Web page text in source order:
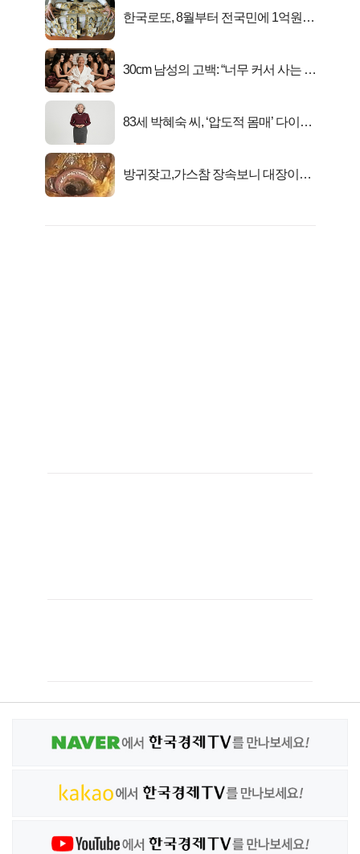
한국로또, 8월부터 전국민에 1억원씩
30cm 남성의 고백: “너무 커서 사는 게
83세 박혜숙 씨, ‘압도적 몸매’ 다이어
방귀잦고,가스참 장속보니 대장이아